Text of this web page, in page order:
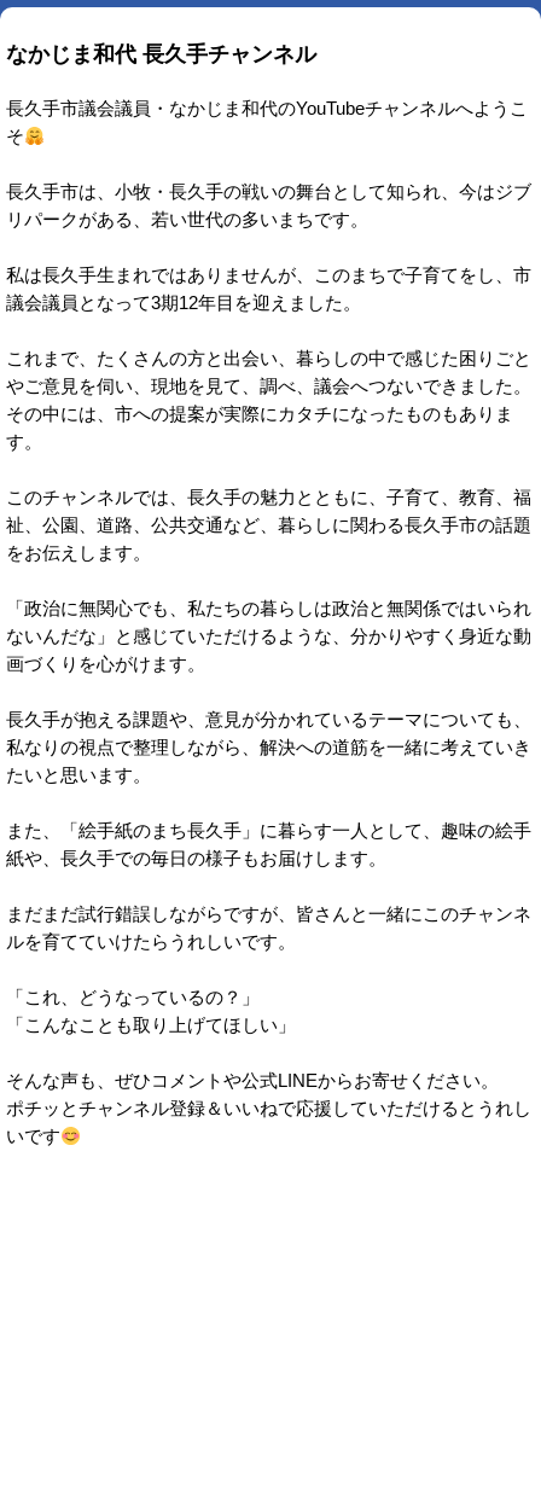
なかじま和代 長久手チャンネル
長久手市議会議員・なかじま和代のYouTubeチャンネルへようこ
そ
長久手市は、小牧・長久手の戦いの舞台として知られ、今はジブ
リパークがある、若い世代の多いまちです。
私は長久手生まれではありませんが、このまちで子育てをし、市
議会議員となって3期12年目を迎えました。
これまで、たくさんの方と出会い、暮らしの中で感じた困りごと
やご意見を伺い、現地を見て、調べ、議会へつないできました。
その中には、市への提案が実際にカタチになったものもありま
す。
このチャンネルでは、長久手の魅力とともに、子育て、教育、福
祉、公園、道路、公共交通など、暮らしに関わる長久手市の話題
をお伝えします。
「政治に無関心でも、私たちの暮らしは政治と無関係ではいられ
ないんだな」と感じていただけるような、分かりやすく身近な動
画づくりを心がけます。
長久手が抱える課題や、意見が分かれているテーマについても、
私なりの視点で整理しながら、解決への道筋を一緒に考えていき
たいと思います。
また、「絵手紙のまち長久手」に暮らす一人として、趣味の絵手
紙や、長久手での毎日の様子もお届けします。
まだまだ試行錯誤しながらですが、皆さんと一緒にこのチャンネ
ルを育てていけたらうれしいです。
「これ、どうなっているの？」
「こんなことも取り上げてほしい」
そんな声も、ぜひコメントや公式LINEからお寄せください。
ポチッとチャンネル登録＆いいねで応援していただけるとうれし
いです